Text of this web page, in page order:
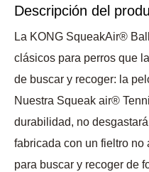
Descripción del
La KONG SqueakAir®
clásicos para perros que
de buscar y recoger: la
Nuestra Squeak air®
durabilidad, no
fabricada con un fieltro
para buscar y recoger de